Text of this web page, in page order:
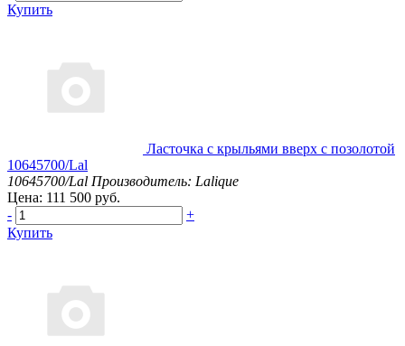
Купить
Ласточка с крыльями вверх с позолотой
10645700/Lal
10645700/Lal Производитель: Lalique
Цена: 111 500 руб.
-
+
Купить